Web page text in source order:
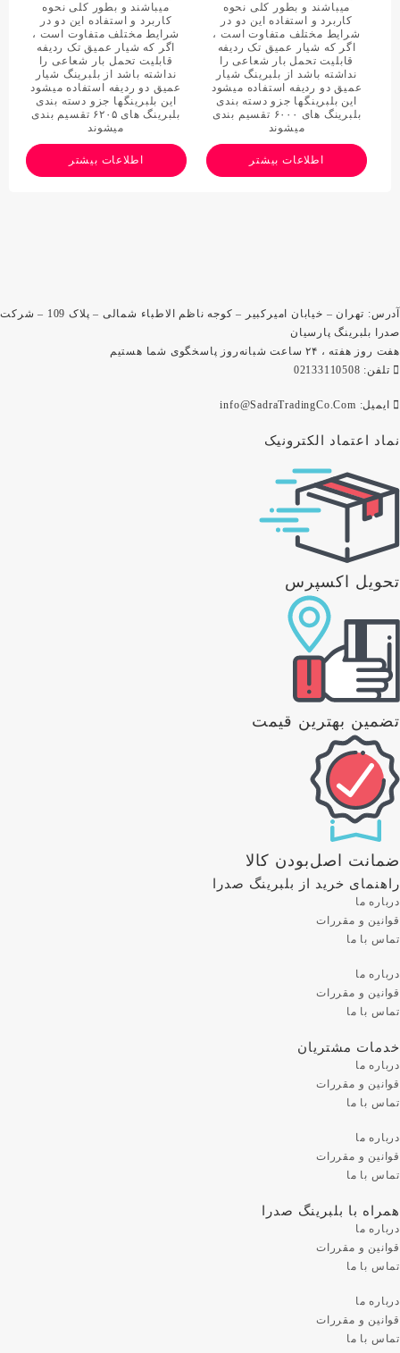
میباشند و بطور کلی نحوه
کاربرد و استفاده این دو در
شرایط مختلف متفاوت است ،
اگر که شیار عمیق تک ردیفه
قابلیت تحمل بار شعاعی را
نداشته باشد از بلبرینگ شیار
عمیق دو ردیفه استفاده میشود
این بلبرینگها جزو دسته بندی
بلبرینگ های ۶۲۰۵ تقسیم بندی
میشوند
اطلاعات بیشتر
میباشند و بطور کلی نحوه
کاربرد و استفاده این دو در
شرایط مختلف متفاوت است ،
اگر که شیار عمیق تک ردیفه
قابلیت تحمل بار شعاعی را
نداشته باشد از بلبرینگ شیار
عمیق دو ردیفه استفاده میشود
این بلبرینگها جزو دسته بندی
بلبرینگ های ۶۰۰۰ تقسیم بندی
میشوند
اطلاعات بیشتر
آدرس: تهران – خیابان امیرکبیر – کوجه ناظم الاطباء شمالی – پلاک 109 – شرکت
صدرا بلبرینگ پارسیان
هفت روز هفته ، ۲۴ ساعت شبانه‌روز پاسخگوی شما هستیم
تلفن: 02133110508
ایمیل: info@SadraTradingCo.Com
نماد اعتماد الکترونیک
تحویل اکسپرس
تضمین بهترین قیمت
ضمانت اصل‌بودن کالا
راهنمای خرید از بلبرینگ صدرا
درباره ما
قوانین و مقررات
تماس با ما
درباره ما
قوانین و مقررات
تماس با ما
خدمات مشتریان
درباره ما
قوانین و مقررات
تماس با ما
درباره ما
قوانین و مقررات
تماس با ما
همراه با بلبرینگ صدرا
درباره ما
قوانین و مقررات
تماس با ما
درباره ما
قوانین و مقررات
تماس با ما